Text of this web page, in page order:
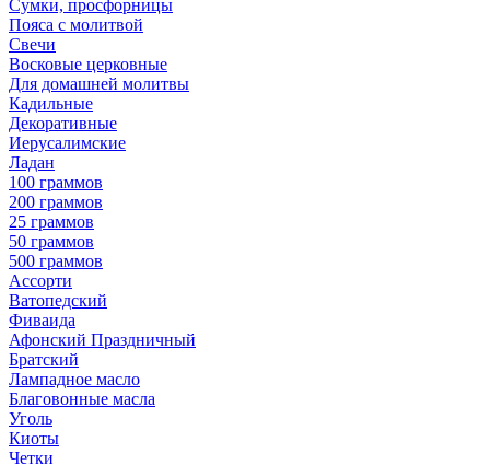
Сумки, просфорницы
Пояса с молитвой
Свечи
Восковые церковные
Для домашней молитвы
Кадильные
Декоративные
Иерусалимские
Ладан
100 граммов
200 граммов
25 граммов
50 граммов
500 граммов
Ассорти
Ватопедский
Фиваида
Афонский Праздничный
Братский
Лампадное масло
Благовонные масла
Уголь
Киоты
Четки